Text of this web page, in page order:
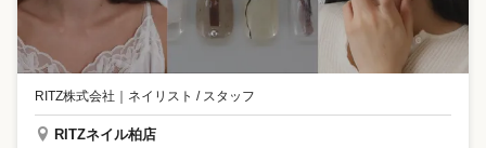
RITZ株式会社 ｜ ネイリスト / スタッフ
RITZネイル柏店